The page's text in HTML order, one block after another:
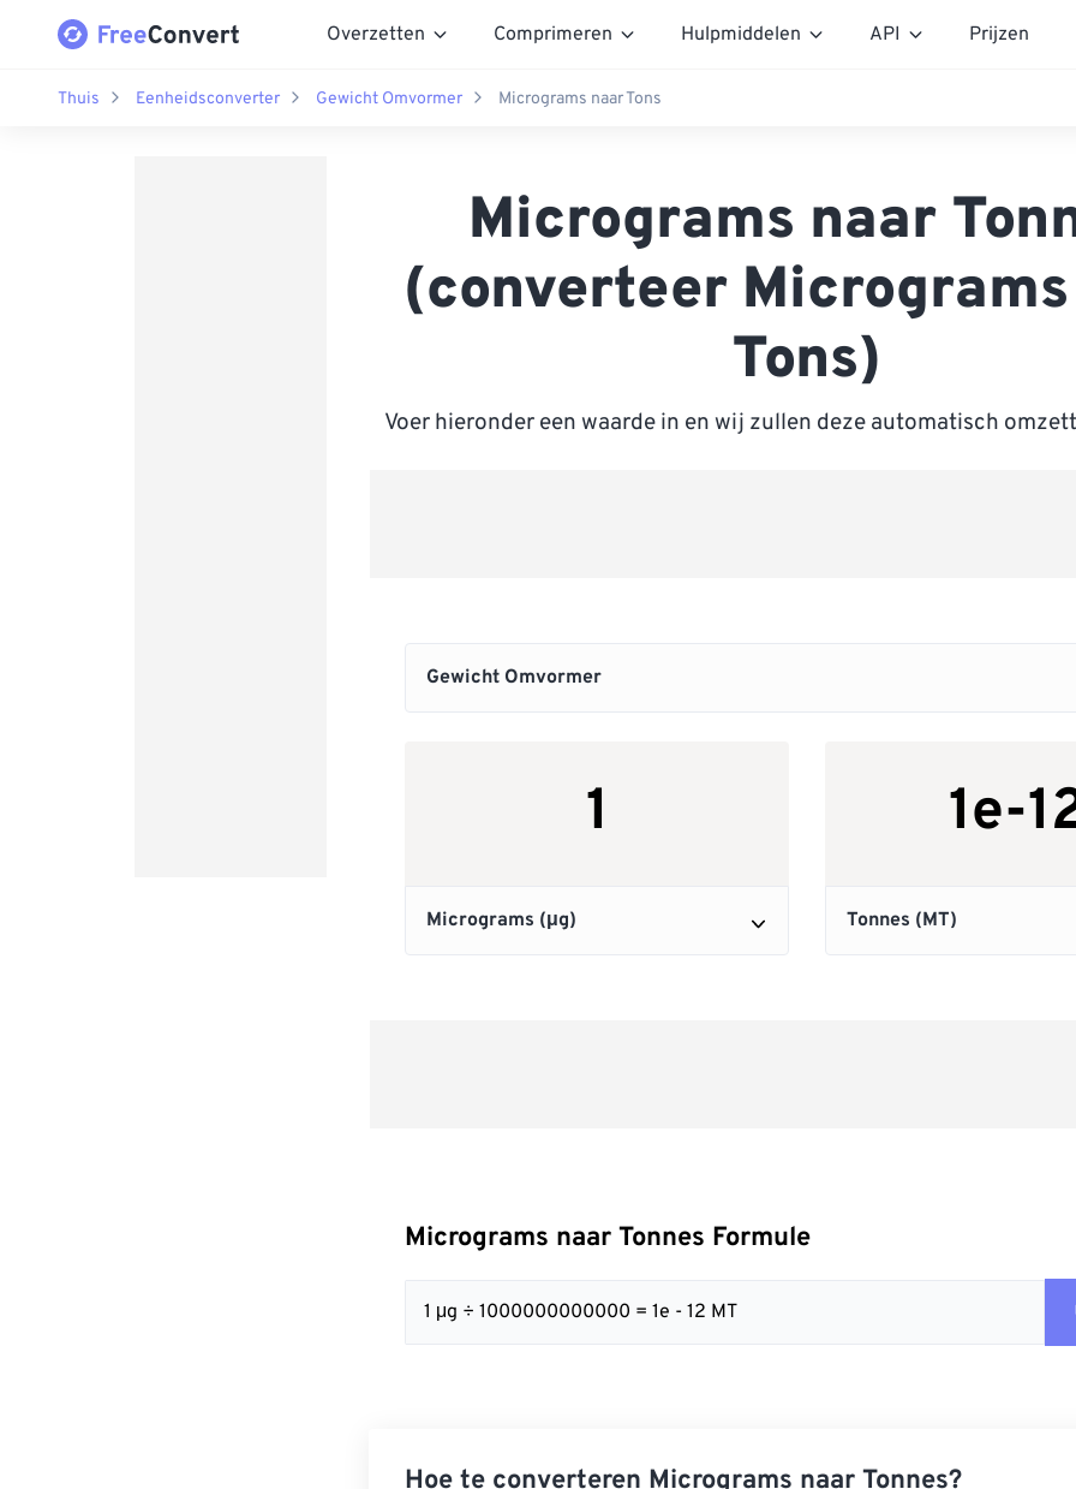
Overzetten Comprimeren Hulpmiddelen API Prijzen
Thuis Eenheidsconverter Gewicht Omvormer Micrograms naar Tons
Micrograms naar
(converteer
Tons)
Voer hieronder een waarde in en wij zullen deze automatisch
Micrograms naar Tonnes Formule
1 μg ÷ 1000000000000 = 1e - 12 MT
Hoe te converteren Micrograms naar Tonnes?